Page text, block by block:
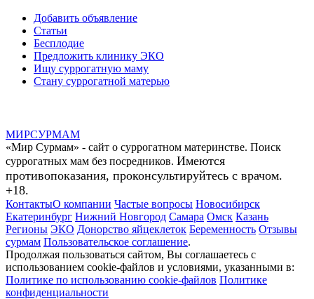
Добавить объявление
Статьи
Бесплодие
Предложить клинику ЭКО
Ищу суррогатную маму
Стану суррогатной матерью
МИРСУРМАМ
«Мир Сурмам» - сайт о суррогатном материнстве. Поиск
суррогатных мам без посредников. Имеются
противопоказания, проконсультируйтесь с врачом.
+18.
КонтактыО компании Частые вопросы Новосибирск
Екатеринбург Нижний Новгород Самара Омск Казань
Регионы ЭКО Донорство яйцеклеток Беременность Отзывы
сурмам Пользовательское соглашение.
Продолжая пользоваться сайтом, Вы соглашаетесь с
использованием cookie-файлов и условиями, указанными в:
Политике по использованию cookie-файлов Политике
конфиденциальности